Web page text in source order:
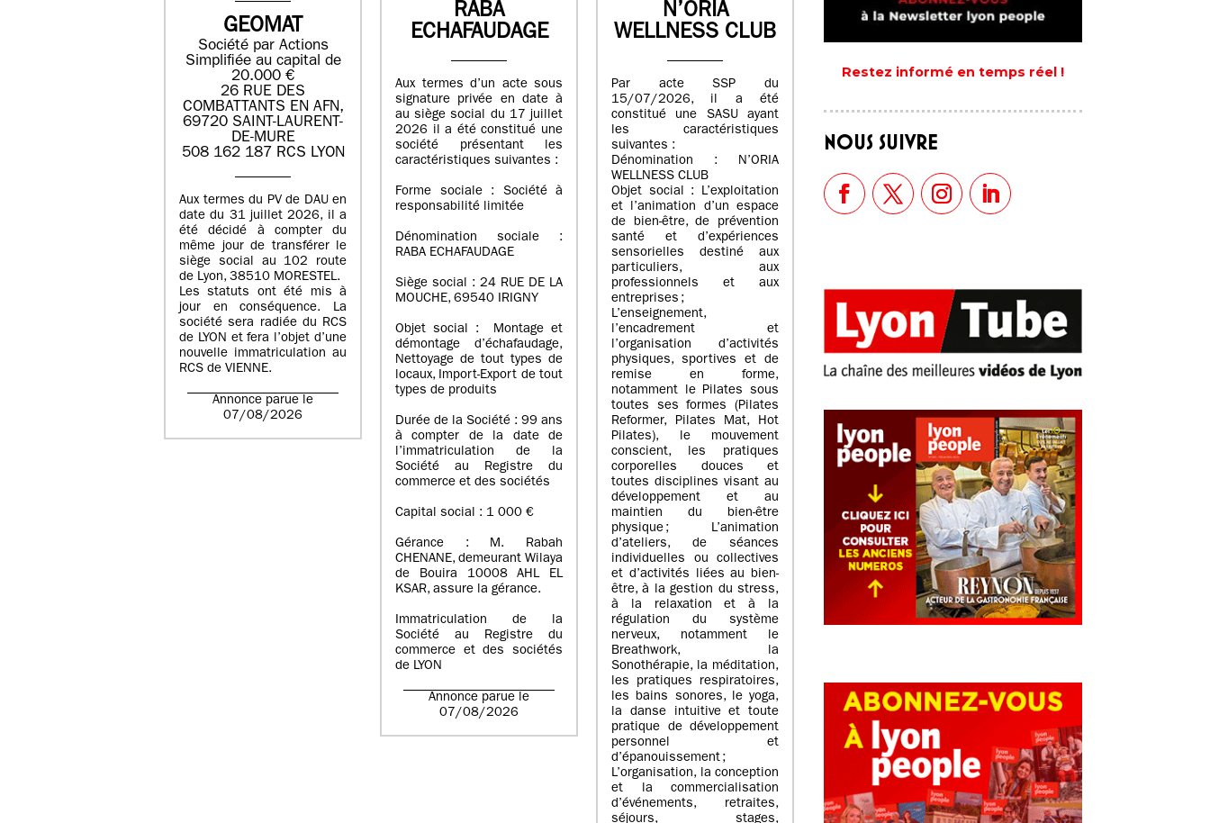
GEOMAT
Société par Actions
Simplifiée au capital de
20.000 €
26 RUE DES
COMBATTANTS EN AFN,
69720 SAINT-LAURENT-
DE-MURE
508 162 187 RCS LYON
Aux termes du PV de DAU en
date du 31 juillet 2026, il a
été décidé à compter du
même jour de transférer le
siège social au 102 route
de Lyon, 38510 MORESTEL.
Les statuts ont été mis à
jour en conséquence. La
société sera radiée du RCS
de LYON et fera l’objet d’une
nouvelle immatriculation au
RCS de VIENNE.
Annonce parue le
07/08/2026
RABA
ECHAFAUDAGE
Aux termes d’un acte sous
signature privée en date à
au siège social du 17 juillet
2026 il a été constitué une
société présentant les
caractéristiques suivantes :
Forme sociale : Société à
responsabilité limitée
Dénomination sociale :
RABA ECHAFAUDAGE
Siège social : 24 RUE DE LA
MOUCHE, 69540 IRIGNY
Objet social : Montage et
démontage d’échafaudage,
Nettoyage de tout types de
locaux, Import-Export de tout
types de produits
Durée de la Société : 99 ans
à compter de la date de
l’immatriculation de la
Société au Registre du
commerce et des sociétés
Capital social : 1 000 €
Gérance : M. Rabah
CHENANE, demeurant Wilaya
de Bouira 10008 AHL EL
KSAR, assure la gérance.
Immatriculation de la
Société au Registre du
commerce et des sociétés
de LYON
Annonce parue le
07/08/2026
N’ORIA
WELLNESS CLUB
Par acte SSP du
15/07/2026, il a été
constitué une SASU ayant
les caractéristiques
suivantes :
Dénomination : N’ORIA
WELLNESS CLUB
Objet social : L’exploitation
et l’animation d’un espace
de bien-être, de prévention
santé et d’expériences
sensorielles destiné aux
particuliers, aux
professionnels et aux
entreprises ;
L’enseignement,
l’encadrement et
l’organisation d’activités
physiques, sportives et de
remise en forme,
notamment le Pilates sous
toutes ses formes (Pilates
Reformer, Pilates Mat, Hot
Pilates), le mouvement
conscient, les pratiques
corporelles douces et
toutes disciplines visant au
développement et au
maintien du bien-être
physique ; L’animation
d’ateliers, de séances
individuelles ou collectives
et d’activités liées au bien-
être, à la gestion du stress,
à la relaxation et à la
régulation du système
nerveux, notamment le
Breathwork, la
Sonothérapie, la méditation,
les pratiques respiratoires,
les bains sonores, le yoga,
la danse intuitive et toute
pratique de développement
personnel et
d’épanouissement ;
L’organisation, la conception
et la commercialisation
d’événements, retraites,
séjours, stages,
Restez informé en temps réel !
NOUS SUIVRE